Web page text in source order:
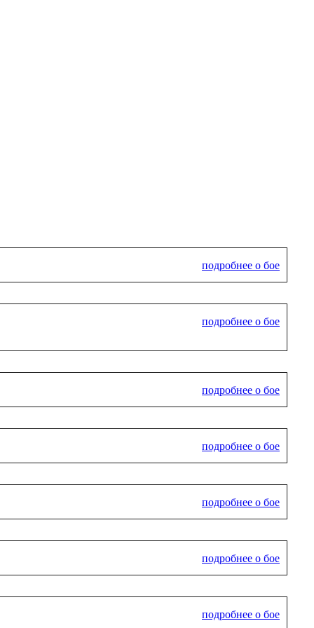
подробнее о бое
подробнее о бое
подробнее о бое
подробнее о бое
подробнее о бое
подробнее о бое
подробнее о бое